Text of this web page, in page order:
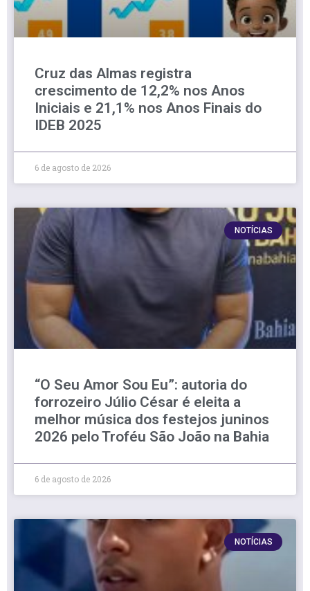
Cruz das Almas registra
crescimento de 12,2% nos Anos
Iniciais e 21,1% nos Anos Finais do
IDEB 2025
6 de agosto de 2026
NOTÍCIAS
“O Seu Amor Sou Eu”: autoria do
forrozeiro Júlio César é eleita a
melhor música dos festejos juninos
2026 pelo Troféu São João na Bahia
6 de agosto de 2026
NOTÍCIAS